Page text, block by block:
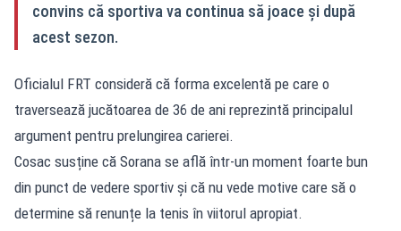
convins că sportiva va continua să joace și după
acest sezon.
Oficialul FRT consideră că forma excelentă pe care o
traversează jucătoarea de 36 de ani reprezintă principalul
argument pentru prelungirea carierei.
Cosac susține că Sorana se află într-un moment foarte bun
din punct de vedere sportiv și că nu vede motive care să o
determine să renunțe la tenis în viitorul apropiat.